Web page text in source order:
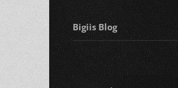
Bigiis Blog